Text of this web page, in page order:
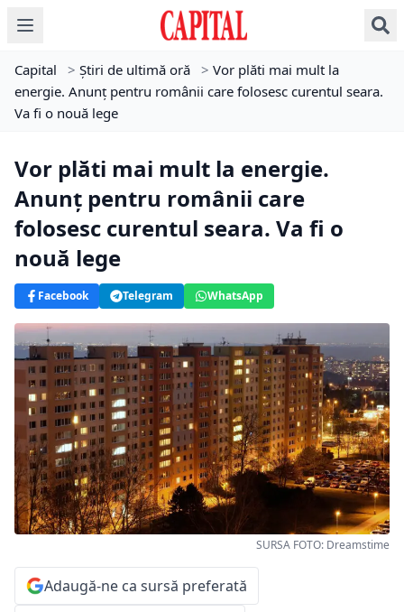
Capital > Știri de ultimă oră > Vor plăti mai mult la
energie. Anunț pentru românii care folosesc curentul seara.
Va fi o nouă lege
Vor plăti mai mult la energie.
Anunț pentru românii care
folosesc curentul seara. Va fi o
nouă lege
Facebook Telegram WhatsApp
SURSA FOTO: Dreamstime
Adaugă-ne ca sursă preferată